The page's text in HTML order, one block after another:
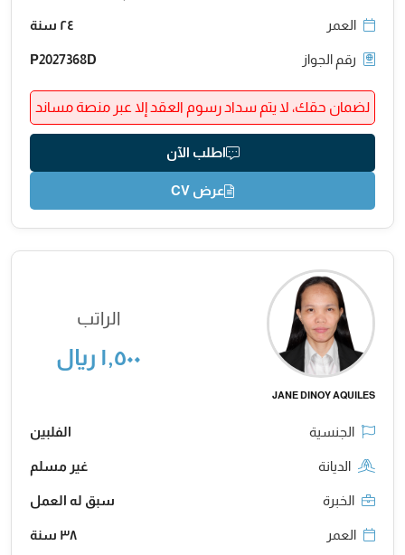
العمر ٢٤ سنة
رقم الجواز P2027368D
لضمان حقك، لا يتم سداد رسوم العقد إلا عبر منصة مساند
اطلب الآن
عرض CV
JANE DINOY AQUILES
الراتب
١,٥٠٠ ريال
الجنسية الفلبين
الديانة غير مسلم
الخبرة سبق له العمل
العمر ٣٨ سنة